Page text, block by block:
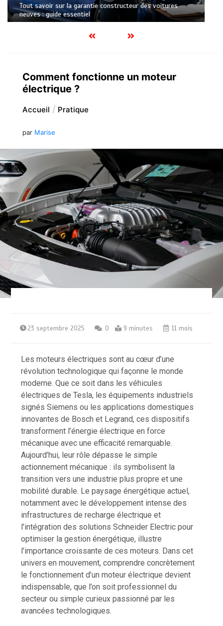
Le soutien de la cuisine moderne : optimiser la préparation
des grands repas traditionnels
Comment fonctionne un moteur
électrique ?
Accueil Pratique
par Marise
23 septembre 2025 0 9 minutes 11 mois
Les moteurs électriques sont au cœur d’une
révolution technologique qui façonne le monde
moderne. Que ce soit dans les véhicules
électriques de Tesla, les équipements industriels
signés Siemens ou les applications domestiques
innovantes de Bosch et Legrand, ces dispositifs
transforment l’énergie électrique en force
mécanique avec une efficacité remarquable.
Aujourd’hui, leur rôle dépasse le simple
actionnement mécanique : ils symbolisent la
transition vers une industrie plus propre et une
mobilité durable. Le paysage énergétique actuel,
notamment avec le développement intense des
infrastructures de recharge électrique et
l’intégration des solutions Schneider Electric pour
optimiser la gestion énergétique, illustre
l’importance croissante de ces moteurs. Dans cet
univers en mouvement, comprendre concrètement
le fonctionnement d’un moteur électrique devient
indispensable, que l’on soit professionnel du
secteur ou simple curieux passionné par les
avancées technologiques.